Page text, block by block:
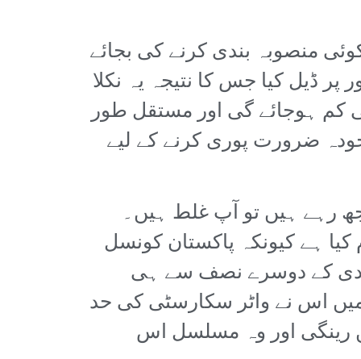
منصوبہ بندی کرنے کی بجائے
ڈیل کیا جس کا نتیجہ یہ نکلا
دستیابی 1000 مکعب میٹر سے بھی کم ہوجائے گی اور مستقل طور
گا۔ اور موجودہ ضرورت پوری کرنے کے لیے
رہے ہیں تو آپ غلط ہیں۔
کیا ہے کیونکہ پاکستان کونسل
صدی کے دوسرے نصف سے ہی
تھا جو کہ 1999ء میں واٹر سٹریس کی حد تک پہنچ گیا اور 2005ء میں اس نے واٹر سکارسٹی کی حد
رینگی اور وہ مسلسل اس